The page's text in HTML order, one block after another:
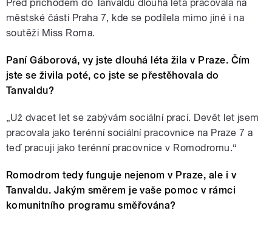
Před příchodem do Tanvaldu dlouhá léta pracovala na
městské části Praha 7, kde se podílela mimo jiné i na
soutěži Miss Roma.
Paní Gáborová, vy jste dlouhá léta žila v Praze. Čím
jste se živila poté, co jste se přestěhovala do
Tanvaldu?
„Už dvacet let se zabývám sociální prací. Devět let jsem
pracovala jako terénní sociální pracovnice na Praze 7 a
teď pracuji jako terénní pracovnice v Romodromu.“
Romodrom tedy funguje nejenom v Praze, ale i v
Tanvaldu. Jakým směrem je vaše pomoc v rámci
komunitního programu směřována?